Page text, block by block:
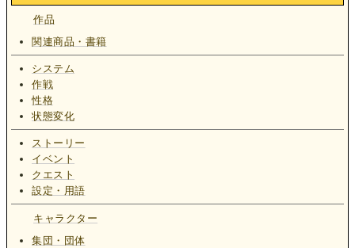
作品
関連商品・書籍
システム
作戦
性格
状態変化
ストーリー
イベント
クエスト
設定・用語
キャラクター
集団・団体